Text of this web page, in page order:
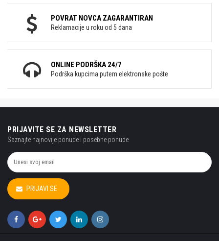
POVRAT NOVCA ZAGARANTIRAN
Reklamacije u roku od 5 dana
ONLINE PODRŠKA 24/7
Podrška kupcima putem elektronske pošte
PRIJAVITE SE ZA NEWSLETTER
Saznajte najnovije ponude i posebne ponude
PRIJAVI SE